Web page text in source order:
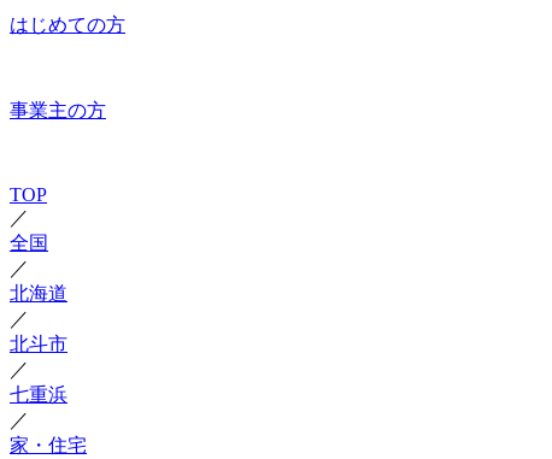
はじめての方
事業主の方
TOP
／
全国
／
北海道
／
北斗市
／
七重浜
／
家・住宅